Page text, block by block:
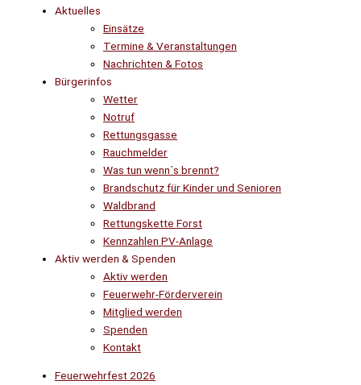
Aktuelles
Einsätze
Termine & Veranstaltungen
Nachrichten & Fotos
Bürgerinfos
Wetter
Notruf
Rettungsgasse
Rauchmelder
Was tun wenn´s brennt?
Brandschutz für Kinder und Senioren
Waldbrand
Rettungskette Forst
Kennzahlen PV-Anlage
Aktiv werden & Spenden
Aktiv werden
Feuerwehr-Förderverein
Mitglied werden
Spenden
Kontakt
Feuerwehrfest 2026